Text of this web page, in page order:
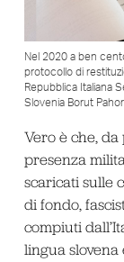
Nel 2020 a ben
protocollo di
Repubblica Italiana
Slovenia Borut Pahor
Vero è che,
presenza
scaricati sulle
di fondo,
compiuti
lingua slovena